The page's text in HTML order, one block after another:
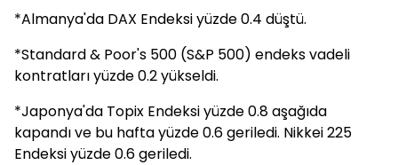
*Almanya'da DAX Endeksi yüzde 0.4 düştü.
*Standard & Poor's 500 (S&P 500) endeks vadeli
kontratları yüzde 0.2 yükseldi.
*Japonya'da Topix Endeksi yüzde 0.8 aşağıda
kapandı ve bu hafta yüzde 0.6 geriledi. Nikkei 225
Endeksi yüzde 0.6 geriledi.